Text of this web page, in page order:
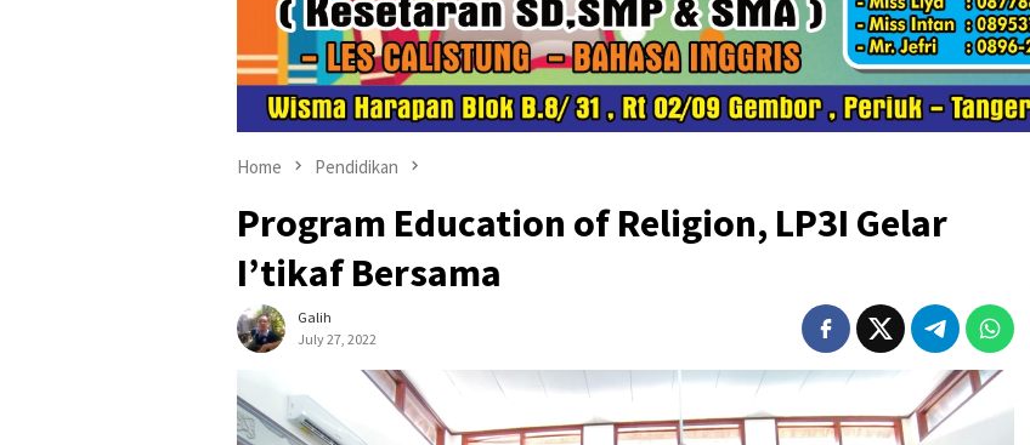
Home Pendidikan
Program Education of Religion, LP3I Gelar
I’tikaf Bersama
Galih
July 27, 2022